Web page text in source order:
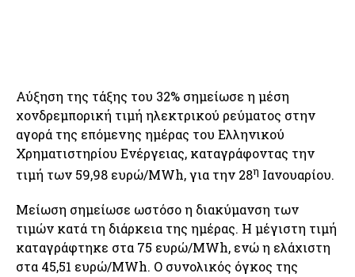
Αύξηση της τάξης του 32% σημείωσε η μέση
χονδρεμπορική τιμή ηλεκτρικού ρεύματος στην
αγορά της επόμενης ημέρας του Ελληνικού
Χρηματιστηρίου Ενέργειας, καταγράφοντας την
τιμή των 59,98 ευρώ/MWh, για την 28η Ιανουαρίου.
Μείωση σημείωσε ωστόσο η διακύμανση των
τιμών κατά τη διάρκεια της ημέρας. Η μέγιστη τιμή
καταγράφτηκε στα 75 ευρώ/MWh, ενώ η ελάχιστη
στα 45,51 ευρώ/MWh. Ο συνολικός όγκος της